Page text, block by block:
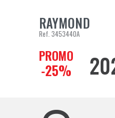
AJOUTER AU PANIER
RAYMOND
Ref. 3453440A
PROMO
-25% Prix